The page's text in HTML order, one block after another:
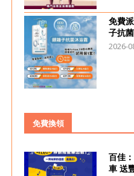
免費
子抗
2026-
免費換領
百佳
車 送